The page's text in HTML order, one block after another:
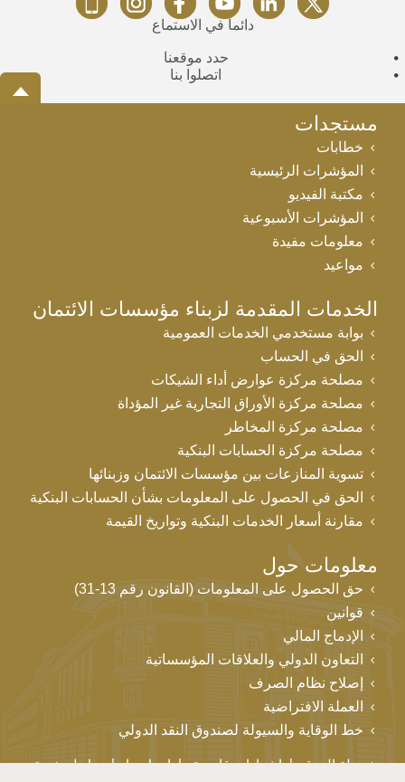
دائماً في الاستماع
حدد موقعنا
اتصلوا بنا
مستجدات
خطابات
المؤشرات الرئيسية
مكتبة الفيديو
المؤشرات الأسبوعية
معلومات مفيدة
مواعيد
الخدمات المقدمة لزبناء مؤسسات الائتمان
بوابة مستخدمي الخدمات العمومية
الحق في الحساب
مصلحة مركزة عوارض أداء الشيكات
مصلحة مركزة الأوراق التجارية غير المؤداة
مصلحة مركزة المخاطر
مصلحة مركزة الحسابات البنكية
تسوية المنازعات بين مؤسسات الائتمان وزبنائها
الحق في الحصول على المعلومات بشأن الحسابات البنكية
مقارنة أسعار الخدمات البنكية وتواريخ القيمة
معلومات حول
حق الحصول على المعلومات (القانون رقم 13-31)
قوانين
الإدماج المالي
التعاون الدولي والعلاقات المؤسساتية
إصلاح نظام الصرف
العملة الافتراضية
خط الوقاية والسيولة لصندوق النقد الدولي
خريطة الموقع إشعارات قانونية اتصل بنا روابط مفيدة